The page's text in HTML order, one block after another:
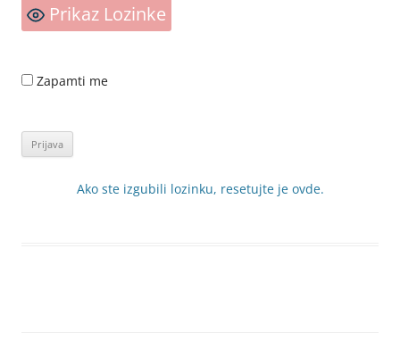
Prikaz Lozinke
Zapamti me
Ako ste izgubili lozinku, resetujte je ovde.